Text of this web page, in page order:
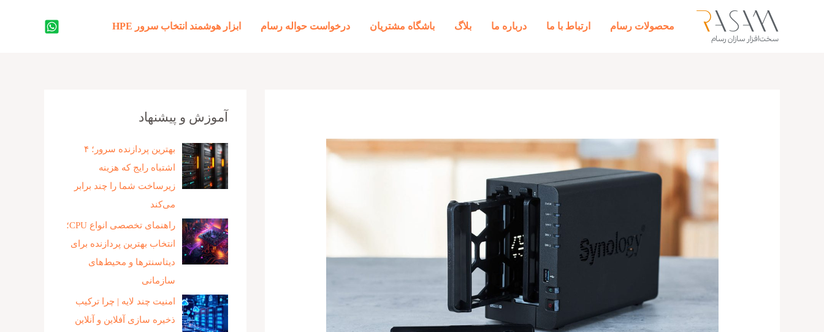
محصولات رسام ارتباط با ما درباره ما بلاگ باشگاه مشتریان درخواست حواله رسام ابزار هوشمند انتخاب سرور HPE جستجو
آموزش و پیشنهاد
بهترین پردازنده‌ سرور؛ ۴
اشتباه رایج که هزینه
زیرساخت شما را چند برابر
می‌کند
راهنمای تخصصی انواع CPU؛
انتخاب بهترین پردازنده برای
دیتاسنترها و محیط‌های
سازمانی
امنیت چند لایه | چرا ترکیب
ذخیره‌ سازی آفلاین و آنلاین